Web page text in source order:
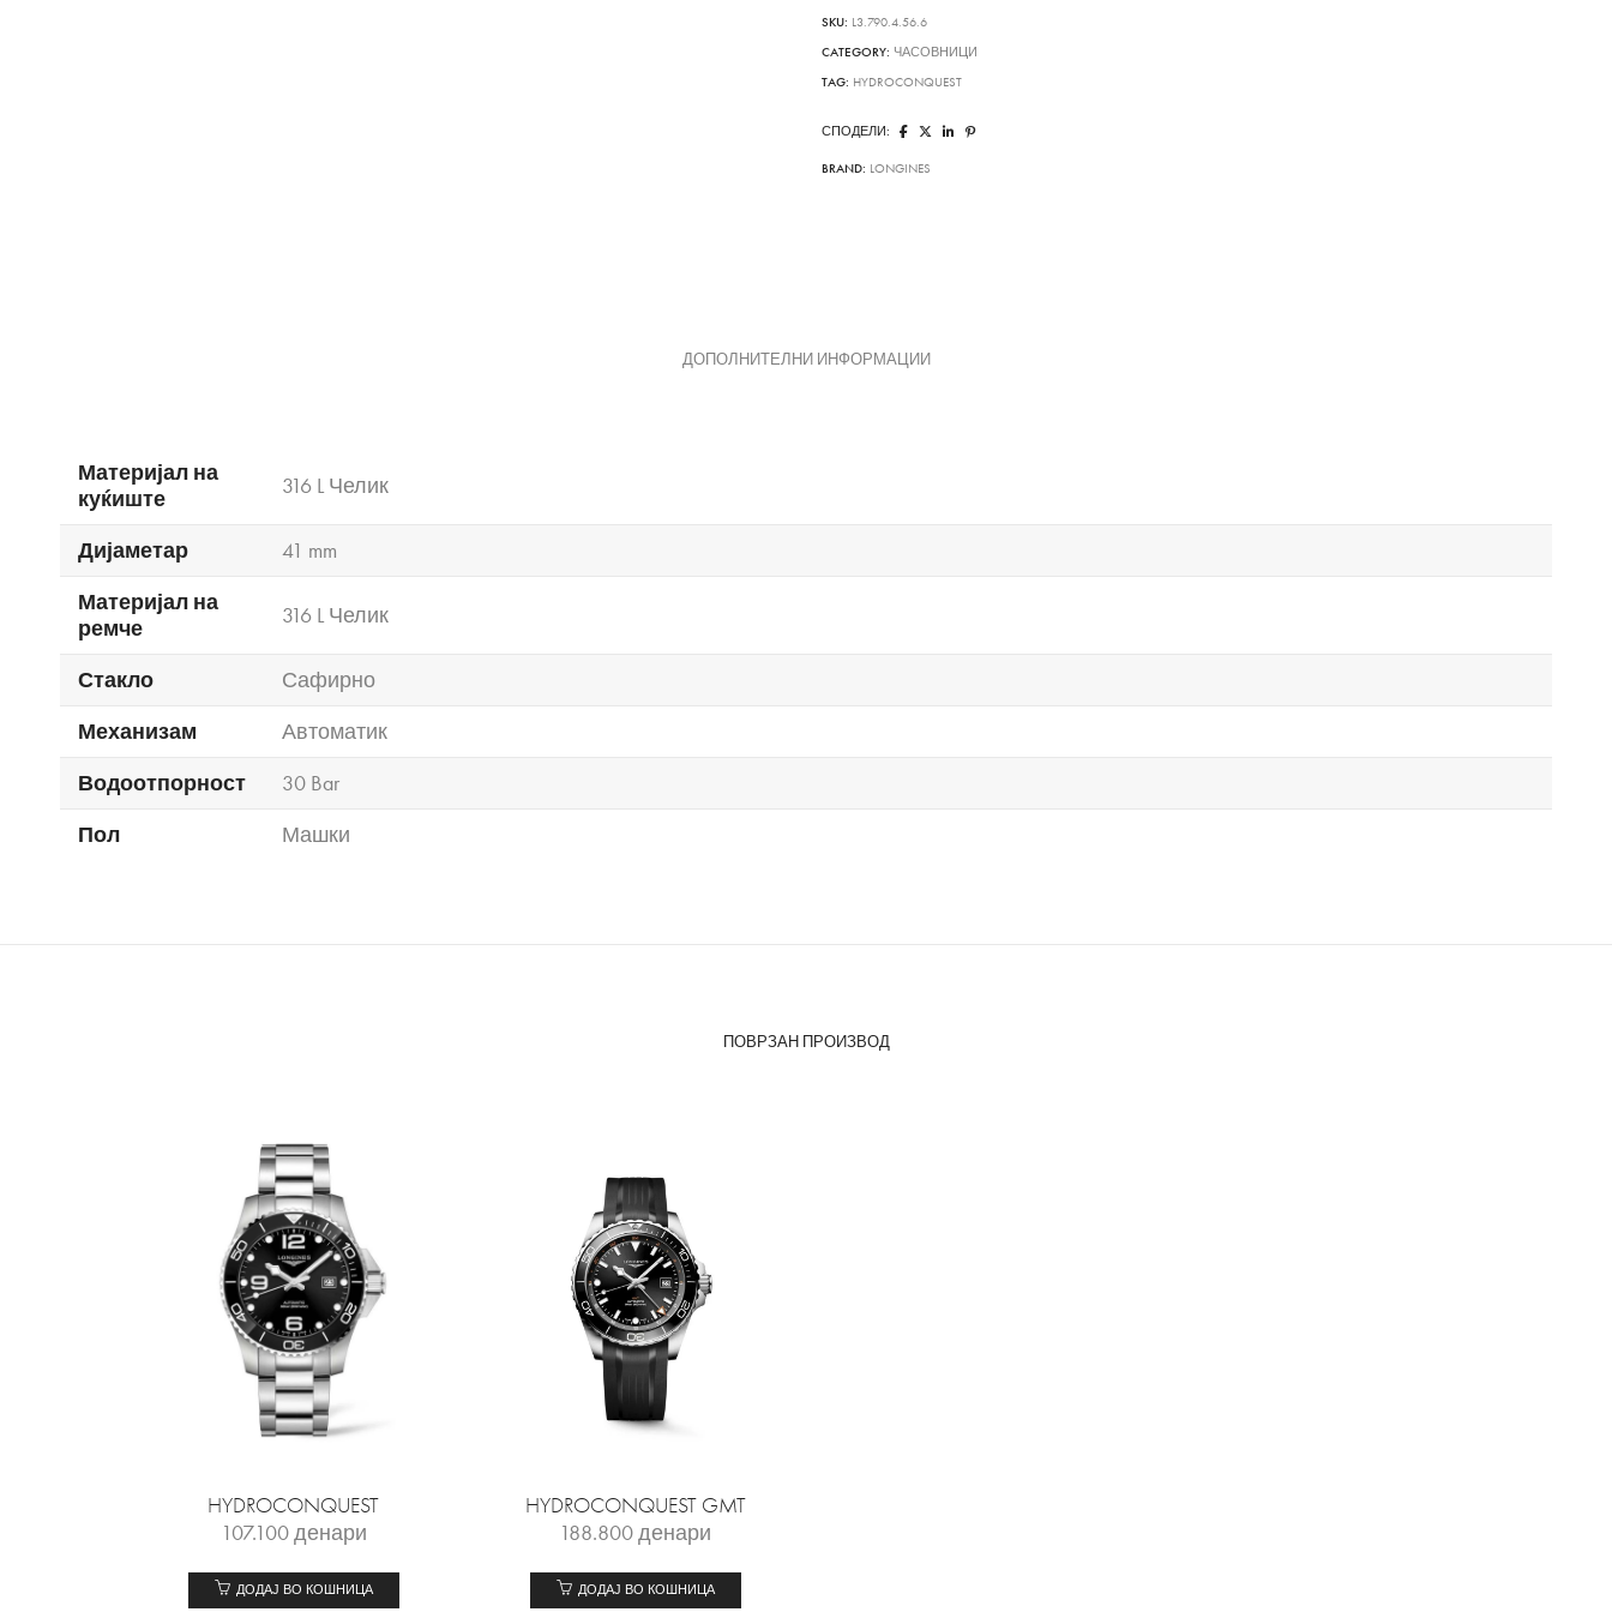
SKU: L3.790.4.56.6
CATEGORY: ЧАСОВНИЦИ
TAG: HYDROCONQUEST
СПОДЕЛИ:
BRAND: LONGINES
ДОПОЛНИТЕЛНИ ИНФОРМАЦИИ
Материјал на
куќиште
316 L Челик
Дијаметар
41 mm
Материјал на
ремче
316 L Челик
Стакло
Сафирно
Механизам
Автоматик
Водоотпорност
30 Bar
Пол
Машки
ПОВРЗАН ПРОИЗВОД
HYDROCONQUEST
107.100денари
ДОДАЈ ВО КОШНИЦА
HYDROCONQUEST GMT
188.800денари
ДОДАЈ ВО КОШНИЦА